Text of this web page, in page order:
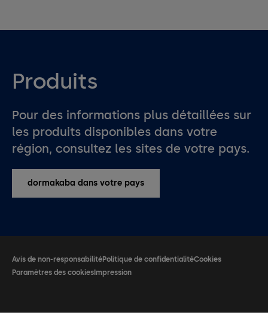
Produits
Pour des informations plus détaillées sur
les produits disponibles dans votre
région, consultez les sites de votre pays.
dormakaba dans votre pays
Avis de non-responsabilitéPolitique de confidentialitéCookies
Paramètres des cookiesImpression